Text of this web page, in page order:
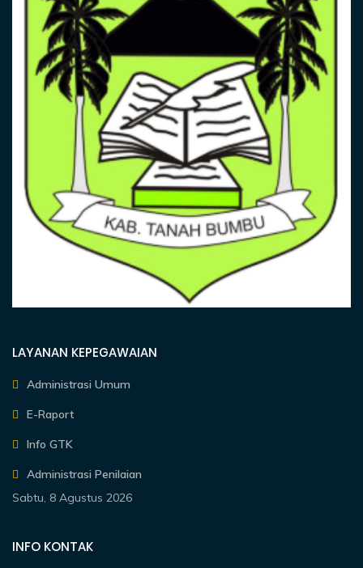
LAYANAN KEPEGAWAIAN
Administrasi Umum
E-Raport
Info GTK
Administrasi Penilaian
Sabtu, 8 Agustus 2026
INFO KONTAK